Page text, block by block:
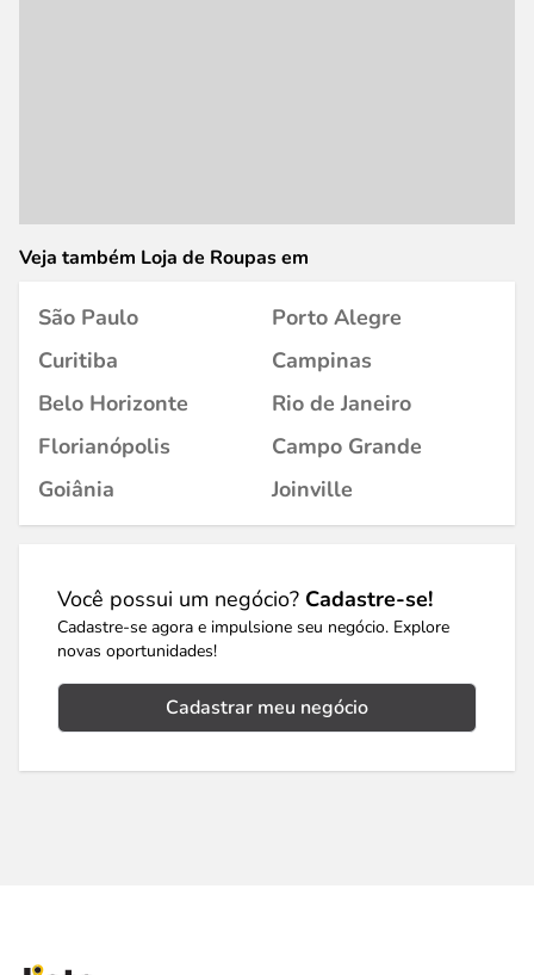
Veja também Loja de Roupas em
São Paulo
Porto Alegre
Curitiba
Campinas
Belo Horizonte
Rio de Janeiro
Florianópolis
Campo Grande
Goiânia
Joinville
Você possui um negócio? Cadastre-se!
Cadastre-se agora e impulsione seu negócio. Explore
novas oportunidades!
Cadastrar meu negócio